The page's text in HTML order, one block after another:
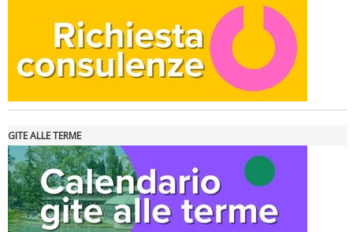
Tiziano Pesce nel Cda di Fondazione Terzjus: prima riunione a
Roma
GITE ALLE TERME